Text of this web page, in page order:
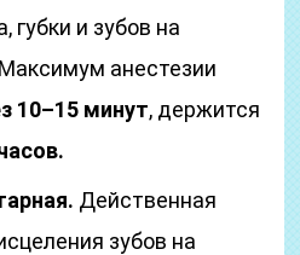
губки и зубов на
анестезии
10–15 минут, держится
Действенная
зубов на